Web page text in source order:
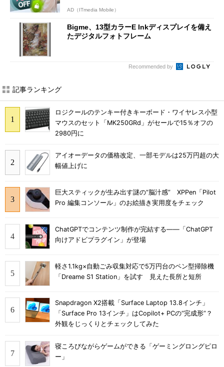
AD（ITmedia Mobile）
Bigme、13型カラーE Inkディスプレイを備え
たデジタルフォトフレーム
Recommended by
記事ランキング
ロジクールのテンキー付きキーボード・ワイヤレス小型
マウスのセット「MK250GRd」がセールで15％オフの
2980円に
アイオーデータの価格改定、一部モデルは25万円超の大
幅値上げに
巨大スティックが生み出す謎の“脳汁感” XPPen「Pilot
Pro 編集コンソール」のお絵描き実用度をチェック
ChatGPTでコンテンツ制作が完結する――「ChatGPT
向けアドビプラグイン」が登場
軽さ1.1kg×自動ごみ収集対応で5万円台のペン型掃除機
「Dreame S1 Station」を試す 見えた長所と短所
Snapdragon X2搭載「Surface Laptop 13.8インチ」
「Surface Pro 13インチ」はCopilot+ PCの“完成形”？
外観をじっくりとチェックしてみた
寝ころびながらゲームができる「ゲーミングロングピロ
ー」